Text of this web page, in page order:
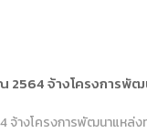
จ้างโครงการพั
งโครงการพัฒนาแหล่ง